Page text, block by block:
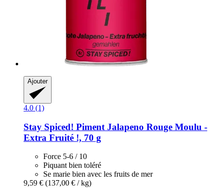
Ajouter
4.0 (1)
Stay Spiced! Piment Jalapeno Rouge Moulu -​
Extra Fruité !, 70 g
Force 5-6 / 10
Piquant bien toléré
Se marie bien avec les fruits de mer
9,59 € (137,00 € / kg)